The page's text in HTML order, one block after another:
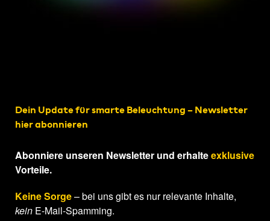
Dein Update für smarte Beleuchtung – Newsletter
hier abonnieren
Abonniere unseren Newsletter und erhalteexklusive
Vorteile.
Keine Sorge– bei uns gibt es nur relevante Inhalte,
kein E-Mail-Spamming.